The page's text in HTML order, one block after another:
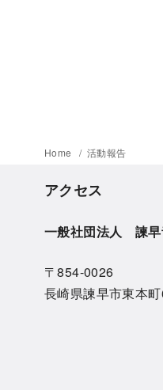
Home 活動報告
アクセス
一般社団法人 諫
〒854-0026
長崎県諫早市東本